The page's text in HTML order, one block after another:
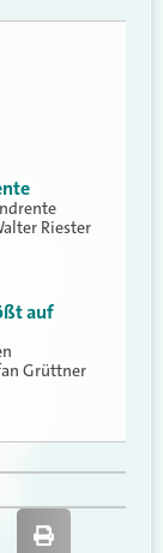
Riester
auf
Grüttner